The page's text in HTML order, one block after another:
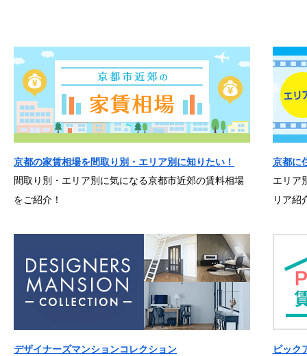
京都の家賃相場を間取り別・エリア別に知りたい！
間取り別・エリア別に気になる京都市近郊の賃料相場
をご紹介！
京都に
エリア
リア紹
デザイナーズマンションコレクション
ピック